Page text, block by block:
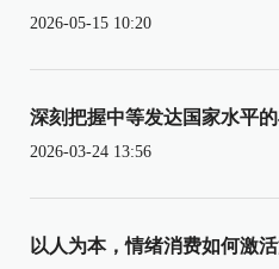
2026-05-15 10:20
深刻把握中等发达国家水平
2026-03-24 13:56
以人为本，情绪消费如何激